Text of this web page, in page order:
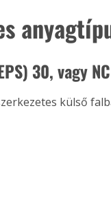
30, vagy
külső